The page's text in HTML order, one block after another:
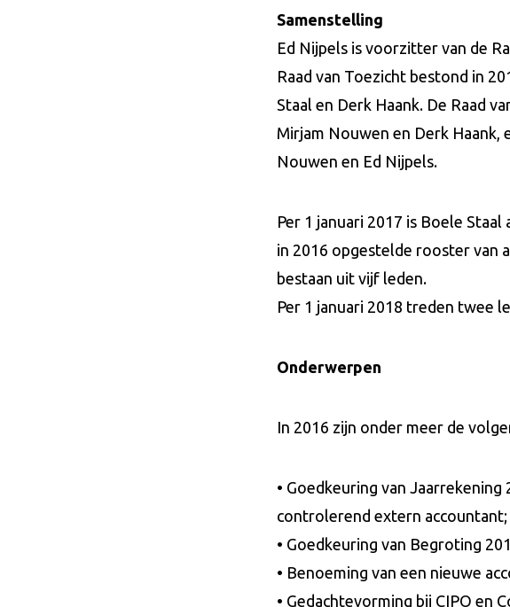
Samenstelling
Ed Nijpels is voorzitter van de
Raad van Toezicht bestond in
Staal en Derk Haank. De Raad
Mirjam Nouwen en Derk Haank,
Nouwen en Ed Nijpels.
Per 1 januari 2017 is Boele
in 2016 opgestelde rooster van
bestaan uit vijf leden.
Per 1 januari 2018 treden twee
Onderwerpen
In 2016 zijn onder meer de
• Goedkeuring van
controlerend extern accountant;
• Goedkeuring van Begroting
• Benoeming van een nieuwe
• Gedachtevorming bij CIPO en